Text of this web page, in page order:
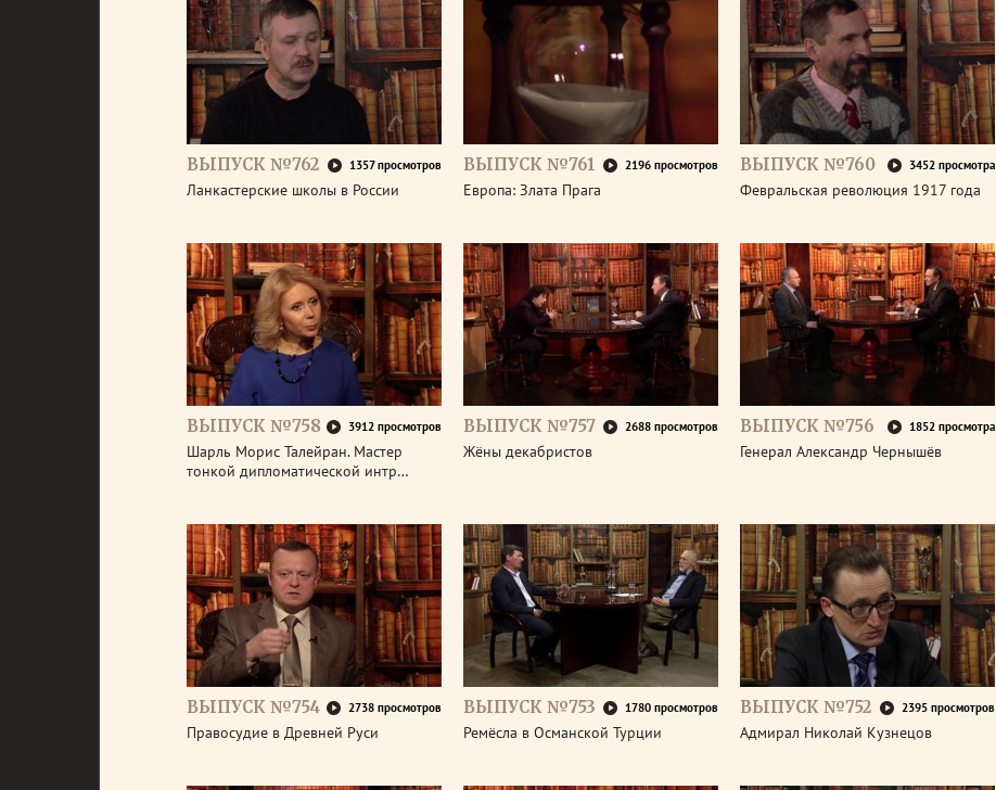
ВЫПУСК №762 1357 просмотров
Ланкастерские школы в России
ВЫПУСК №761 2196 просмотров
Европа: Злата Прага
ВЫПУСК №760 3452 просмотра
Февральская революция 1917 года
ВЫПУСК №758 3912 просмотров
Шарль Морис Талейран. Мастер
тонкой дипломатической интр…
ВЫПУСК №757 2688 просмотров
Жёны декабристов
ВЫПУСК №756 1852 просмотра
Генерал Александр Чернышёв
ВЫПУСК №754 2738 просмотров
Правосудие в Древней Руси
ВЫПУСК №753 1780 просмотров
Ремёсла в Османской Турции
ВЫПУСК №752 2395 просмотров
Адмирал Николай Кузнецов